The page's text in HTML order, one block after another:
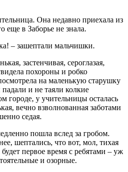
Она недавно приехала из
еще в Заборье не знала.
– зашептали мальчишки.
застенчивая, сероглазая,
похороны и робко
на маленькую старушку
и не таяли колкие
городе, у учительницы осталась
вечно взволнованная заботами
седая.
пошла вслед за гробом.
шептались, что вот, мол, тихая
первое время с ребятами – уж
и озорные.